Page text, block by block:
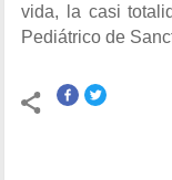
vida, la casi
Pediátrico de